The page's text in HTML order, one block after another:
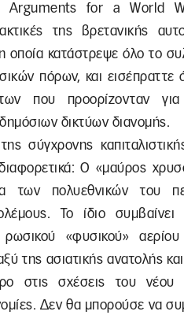
for a World
της βρετανικής
οποία κατάστρεψε όλο το
πόρων, και
που προορίζονταν
δικτύων διανομής.
σύγχρονης
Ο «μαύρος
των πολυεθνικών του
Το ίδιο
«φυσικού»
της ασιατικής ανατολής
στις σχέσεις του νέου
Δεν θα μπορούσε να